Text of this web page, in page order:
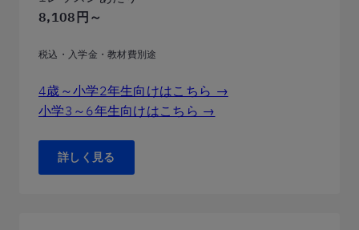
8,108円～
税込・入学金・教材費別途
4歳～小学2年生向けはこちら →
小学3～6年生向けはこちら →
詳しく見る